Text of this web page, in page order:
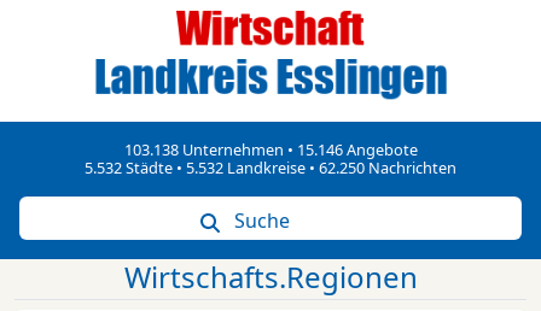
103.138 Unternehmen • 15.146 Angebote
5.532 Städte • 5.532 Landkreise • 62.250 Nachrichten
Suche
Wirtschafts.Regionen